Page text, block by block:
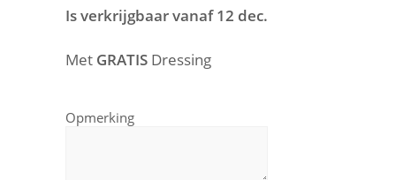
Is verkrijgbaar vanaf 12 dec.
Met GRATIS Dressing
Opmerking